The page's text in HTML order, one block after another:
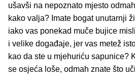
ušavši na nepoznato mjesto
kako valja? Imate bogat unutarnji
iako vas ponekad muče bujice
i velike događaje, jer vas metež
kao da ste u mjehuriću sapunice?
se osjeća loše, odmah znate što